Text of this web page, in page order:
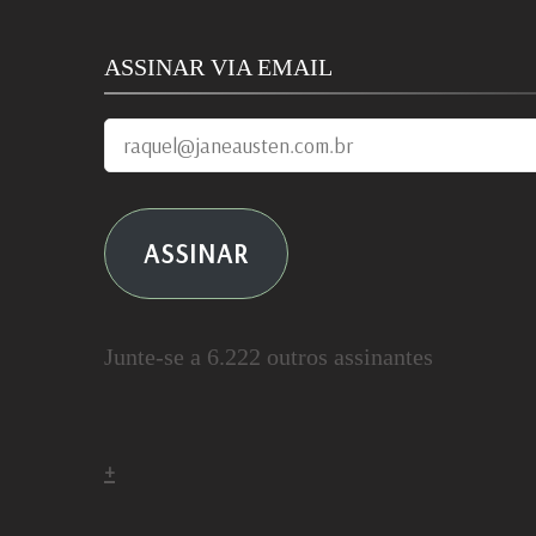
ASSINAR VIA EMAIL
raquel@janeausten.com.br
ASSINAR
Junte-se a 6.222 outros assinantes
+